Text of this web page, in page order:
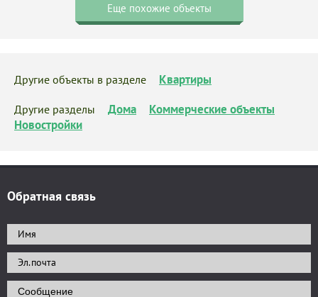
Еще похожие объекты
Другие объекты в разделе Квартиры
Другие разделы Дома
Коммерческие объекты
Новостройки
Обратная связь